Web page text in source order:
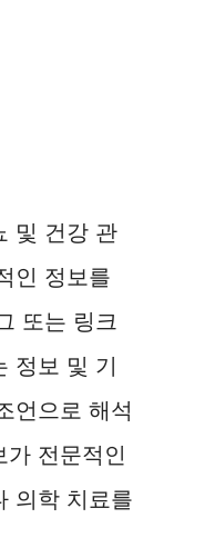
및 건강 관
인 정보를
또는 링크
정보 및 기
언으로 해석
전문적인
의학 치료를